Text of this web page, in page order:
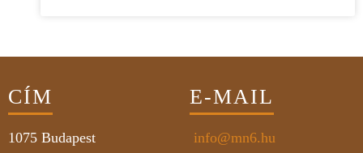
CÍM
1075 Budapest
E-MAIL
info@mn6.hu